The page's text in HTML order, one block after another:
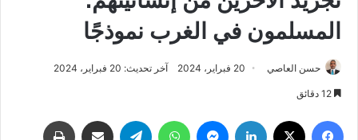
المسلمون في الغرب نموذجًا
حسن العاصي 20 فبراير، 2024 آخر تحديث: 20 فبراير، 2024
فيسبوك لينكدإن ماسنجر واتساب تيلقرام مشاركة عبر البريد